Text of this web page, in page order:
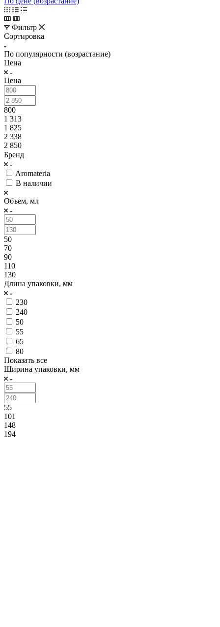
Фильтр
Сортировка
По популярности (возрастание)
Цена
Цена
800
1 313
1 825
2 338
2 850
Бренд
Aromateria
В наличии
Объем, мл
50
70
90
110
130
Длина упаковки, мм
230
240
50
55
65
80
Показать все
Ширина упаковки, мм
55
101
148
194